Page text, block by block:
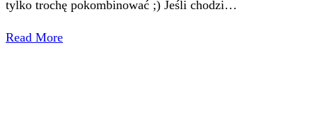
tylko trochę pokombinować ;) Jeśli chodzi…
Read More